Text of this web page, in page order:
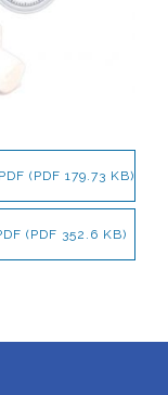
(PDF 179.73 KB)
(PDF 352.6 KB)